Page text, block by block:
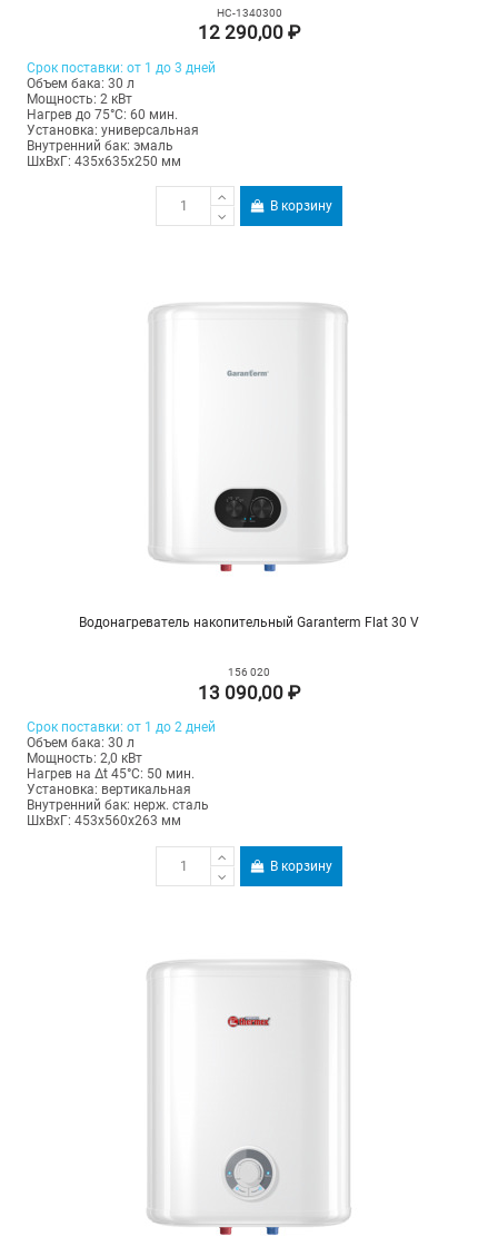
НС-1340300
12 290,00 ₽
Срок поставки: от 1 до 3 дней
Объем бака: 30 л
Мощность: 2 кВт
Нагрев до 75°С: 60 мин.
Установка: универсальная
Внутренний бак: эмаль
ШхВхГ: 435х635х250 мм
В корзину
Водонагреватель накопительный Garanterm Flat 30 V
156 020
13 090,00 ₽
Срок поставки: от 1 до 2 дней
Объем бака: 30 л
Мощность: 2,0 кВт
Нагрев на Δt 45°С: 50 мин.
Установка: вертикальная
Внутренний бак: нерж. сталь
ШхВхГ: 453х560х263 мм
В корзину